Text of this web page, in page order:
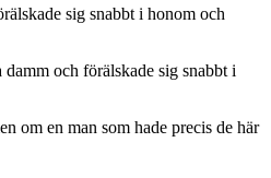
sig snabbt i honom och
och förälskade sig snabbt i
om en man som hade precis de här